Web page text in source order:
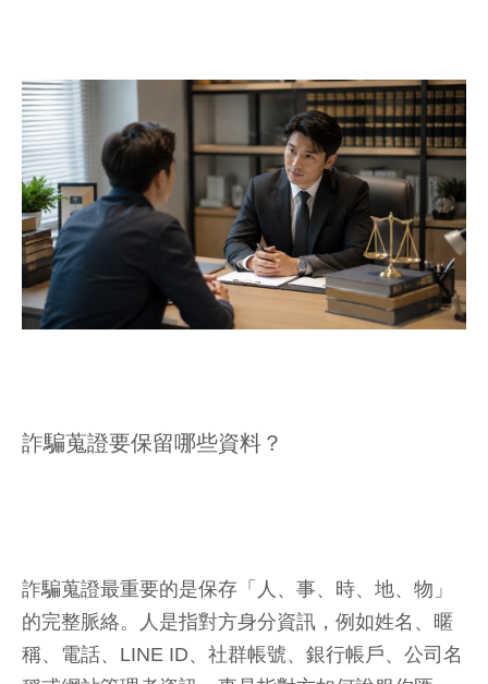
詐騙蒐證要保留哪些資料？
詐騙蒐證最重要的是保存「人、事、時、地、物」
的完整脈絡。人是指對方身分資訊，例如姓名、暱
稱、電話、LINE ID、社群帳號、銀行帳戶、公司名